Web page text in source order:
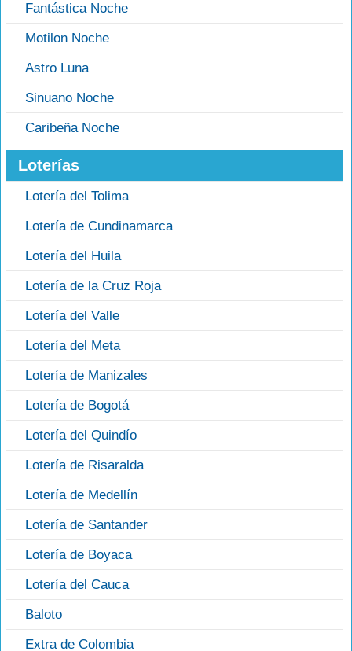
Fantástica Noche
Motilon Noche
Astro Luna
Sinuano Noche
Caribeña Noche
Loterías
Lotería del Tolima
Lotería de Cundinamarca
Lotería del Huila
Lotería de la Cruz Roja
Lotería del Valle
Lotería del Meta
Lotería de Manizales
Lotería de Bogotá
Lotería del Quindío
Lotería de Risaralda
Lotería de Medellín
Lotería de Santander
Lotería de Boyaca
Lotería del Cauca
Baloto
Extra de Colombia